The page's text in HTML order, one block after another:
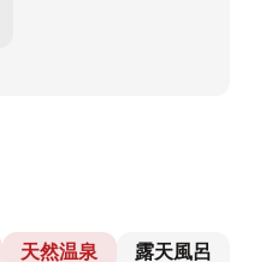
天然温泉 露天風呂